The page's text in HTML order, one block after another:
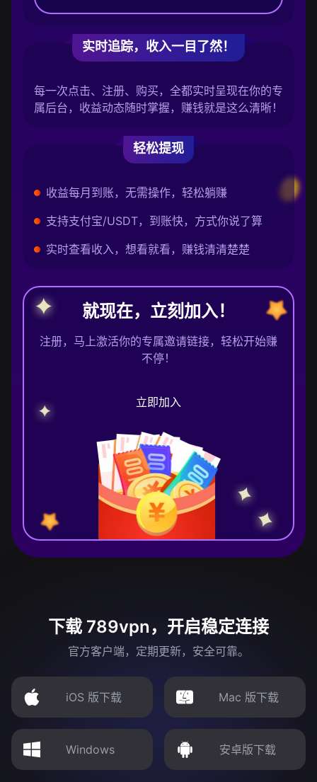
实时追踪，收入一目了然！
每一次点击、注册、购买，全都实时呈现在你的专
属后台，收益动态随时掌握，赚钱就是这么清晰！
轻松提现
收益每月到账，无需操作，轻松躺赚
支持支付宝/USDT，到账快，方式你说了算
实时查看收入，想看就看，赚钱清清楚楚
就现在，立刻加入！
注册，马上激活你的专属邀请链接，轻松开始赚
不停！
立即加入
下载 789vpn，开启稳定连接
官方客户端，定期更新，安全可靠。
iOS 版下载 Mac 版下载
Windows 安卓版下载